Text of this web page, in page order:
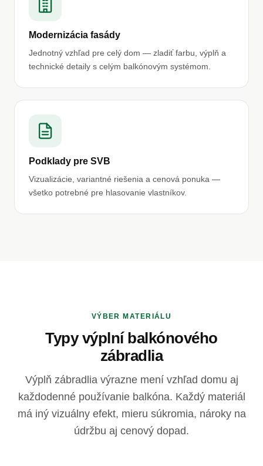
Modernizácia fasády
Jednotný vzhľad pre celý dom — zladiť farbu, výplň a
technické detaily s celým balkónovým systémom.
Podklady pre SVB
Vizualizácie, variantné riešenia a cenová ponuka —
všetko potrebné pre hlasovanie vlastníkov.
VÝBER MATERIÁLU
Typy výplní balkónového
zábradlia
Výplň zábradlia výrazne mení vzhľad domu aj
každodenné používanie balkóna. Každý materiál
má iný vizuálny efekt, mieru súkromia, nároky na
údržbu aj cenový dopad.